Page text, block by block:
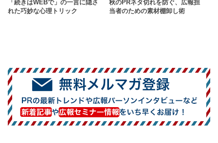
「続きはWEBで」の一言に隠さ
れた巧妙な心理トリック
秋のPRネタ切れを防ぐ、広報担
当者のための素材棚卸し術